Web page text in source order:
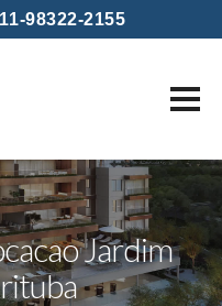
11-98322-2155
Jardim